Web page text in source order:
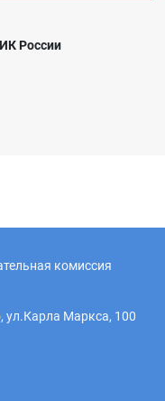
России
комиссия
ул.Карла Маркса, 100